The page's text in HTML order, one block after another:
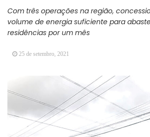
Vereadores Mirins iniciam jornada no
com participação em Sessão Simulada
CONDEMAT+ e Sesc Mogi das Cruzes
promovem palestra sobre diversidade e inclusão
Com três operações na região,
volume de energia suficiente para
residências por um mês
25 de setembro, 2021